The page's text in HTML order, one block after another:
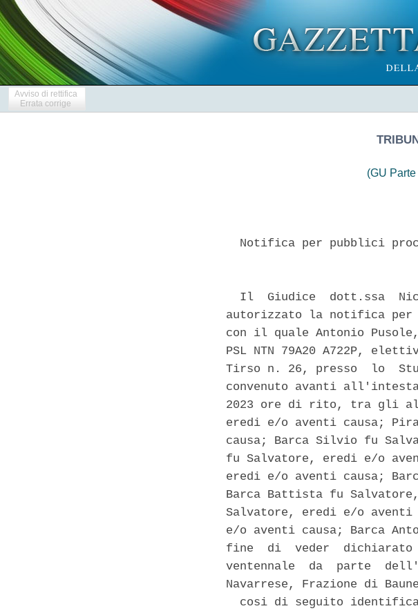
Avviso di rettifica
Errata corrige
(GU
Notifica per pubblici
Il  Giudice  dott.ssa
autorizzato la notifica
con il quale Antonio
PSL NTN 79A20 A722P,
Tirso n. 26, presso  lo
convenuto avanti
2023 ore di rito, tra gli
eredi e/o aventi causa;
causa; Barca Silvio fu
fu Salvatore, eredi e/o
eredi e/o aventi causa;
Barca Battista fu
Salvatore, eredi e/o aventi
e/o aventi causa; Barca
fine  di  veder  dichiarato
ventennale  da  parte
Navarrese, Frazione di
cosi di seguito